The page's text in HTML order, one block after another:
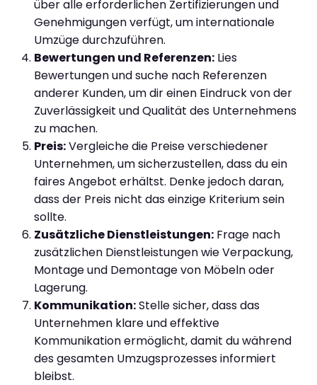
über alle erforderlichen Zertifizierungen und
Genehmigungen verfügt, um internationale
Umzüge durchzuführen.
Bewertungen und Referenzen: Lies
Bewertungen und suche nach Referenzen
anderer Kunden, um dir einen Eindruck von der
Zuverlässigkeit und Qualität des Unternehmens
zu machen.
Preis:Vergleiche die Preise verschiedener
Unternehmen, um sicherzustellen, dass du ein
faires Angebot erhältst. Denke jedoch daran,
dass der Preis nicht das einzige Kriterium sein
sollte.
Zusätzliche Dienstleistungen: Frage nach
zusätzlichen Dienstleistungen wie Verpackung,
Montage und Demontage von Möbeln oder
Lagerung.
Kommunikation:Stelle sicher, dass das
Unternehmen klare und effektive
Kommunikation ermöglicht, damit du während
des gesamten Umzugsprozesses informiert
bleibst.